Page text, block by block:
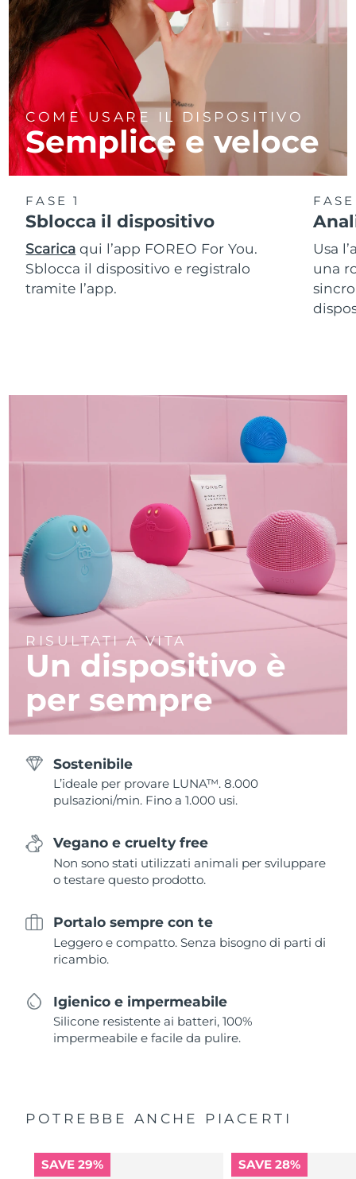
COME USARE IL DISPOSITIVO
Semplice e veloce
FASE 1
Sblocca il dispositivo
Scarica qui l’app FOREO For You.
Sblocca il dispositivo e registralo
tramite l’app.
Usa
una
RISULTATI A VITA
Un dispositivo è
per sempre
Sostenibile
L’ideale per provare LUNA™. 8.000
pulsazioni/min. Fino a 1.000 usi.
Vegano e cruelty free
Non sono stati utilizzati animali per sviluppare
o testare questo prodotto.
Portalo sempre con te
Leggero e compatto. Senza bisogno di parti di
ricambio.
Igienico e impermeabile
Silicone resistente ai batteri, 100%
impermeabile e facile da pulire.
POTREBBE ANCHE PIACERTI
SAVE 29% SAVE 28%